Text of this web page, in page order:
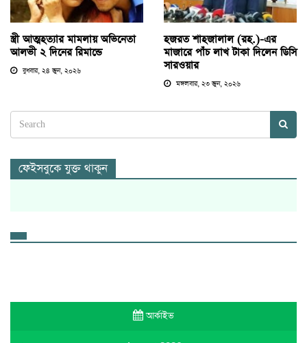
স্ত্রী আত্মহত্যার মামলায় অভিনেতা
আলভী ২ দিনের রিমান্ডে
বুধবার, ২৪ জুন, ২০২৬
হজরত শাহজালাল (রহ.)-এর
মাজারে পাঁচ লাখ টাকা দিলেন ডিসি
সারওয়ার
মঙ্গলবার, ২৩ জুন, ২০২৬
ফেইসবুকে যুক্ত থাকুন
আর্কাইভ